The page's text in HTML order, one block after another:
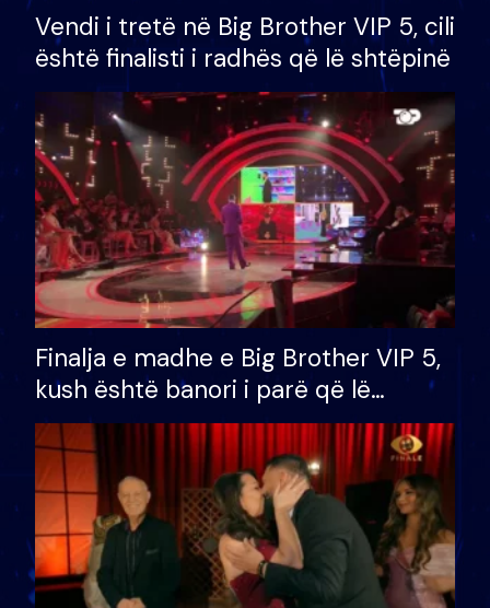
Vendi i tretë në Big Brother VIP 5, cili
është finalisti i radhës që lë shtëpinë
Finalja e madhe e Big Brother VIP 5,
kush është banori i parë që lë
shtëpinë dhe humb mundësinë për
të fituar çmimin e madh